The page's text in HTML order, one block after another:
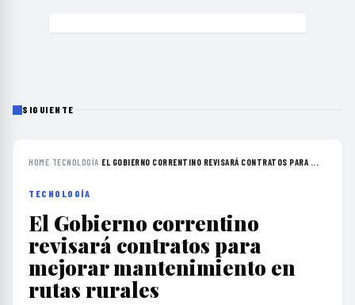
SIGUIENTE
HOME› TECNOLOGÍA›EL GOBIERNO CORRENTINO REVISARÁ CONTRATOS PARA ...
TECNOLOGÍA
El Gobierno correntino
revisará contratos para
mejorar mantenimiento en
rutas rurales